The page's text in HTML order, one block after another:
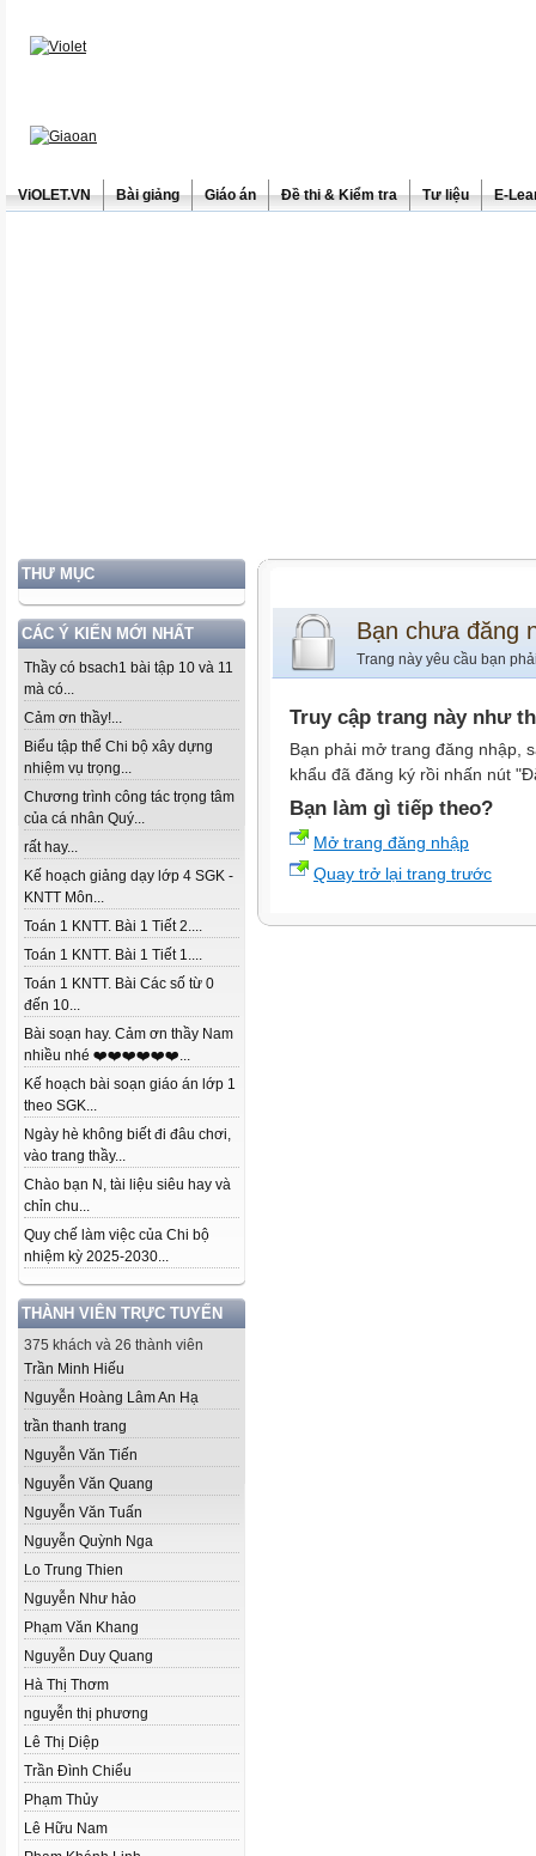
ViOLET.VN Bài giảng Giáo án Đề thi & Kiểm tra Tư liệu E-
THƯ MỤC
CÁC Ý KIẾN MỚI NHẤT
Thầy có bsach1 bài tập 10 và 11
mà có...
Cảm ơn thầy!...
Biểu tập thể Chi bộ xây dựng
nhiệm vụ trọng...
Chương trình công tác trọng tâm
của cá nhân Quý...
rất hay...
Kế hoạch giảng dạy lớp 4 SGK -
KNTT Môn...
Toán 1 KNTT. Bài 1 Tiết 2....
Toán 1 KNTT. Bài 1 Tiết 1....
Toán 1 KNTT. Bài Các số từ 0
đến 10...
Bài soạn hay. Cảm ơn thầy Nam
nhiều nhé ❤️❤️❤️❤️❤️❤️...
Kế hoạch bài soạn giáo án lớp 1
theo SGK...
Ngày hè không biết đi đâu chơi,
vào trang thầy...
Chào bạn N, tài liệu siêu hay và
chỉn chu...
Quy chế làm việc của Chi bộ
nhiệm kỳ 2025-2030...
THÀNH VIÊN TRỰC TUYẾN
375 khách và 26 thành viên
Trần Minh Hiếu
Nguyễn Hoàng Lâm An Hạ
trần thanh trang
Nguyễn Văn Tiến
Nguyễn Văn Quang
Nguyễn Văn Tuấn
Nguyễn Quỳnh Nga
Lo Trung Thien
Nguyễn Như hảo
Phạm Văn Khang
Nguyễn Duy Quang
Hà Thị Thơm
nguyễn thị phương
Lê Thị Diệp
Trần Đình Chiểu
Phạm Thủy
Lê Hữu Nam
Bạn chưa đăng
Trang này yêu cầu bạn
Truy cập trang này như
Bạn phải mở trang đăng nhập,
khẩu đã đăng ký rồi nhấn nút
Bạn làm gì tiếp theo?
Mở trang đăng nhập
Quay trở lại trang trước